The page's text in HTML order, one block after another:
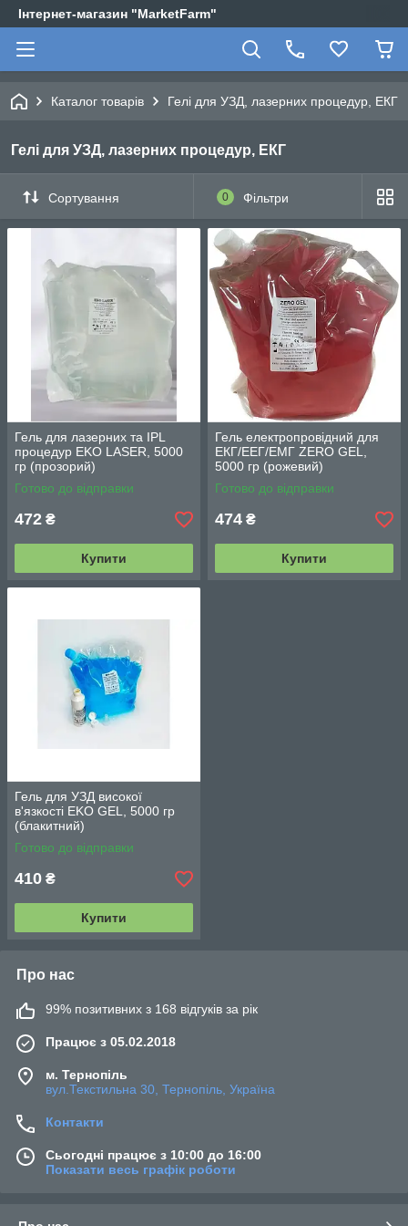
Інтернет-магазин "MarketFarm"
Каталог товарів Гелі для УЗД, лазерних процедур, ЕКГ
Гелі для УЗД, лазерних процедур, ЕКГ
Сортування 0 Фільтри
Гель для лазерних та IPL
процедур EKO LASER, 5000
гр (прозорий)
Готово до відправки
472 ₴
Купити
Гель електропровідний для
ЕКГ/ЕЕГ/ЕМГ ZERO GEL,
5000 гр (рожевий)
Готово до відправки
474 ₴
Купити
Гель для УЗД високої
в'язкості EKO GEL, 5000 гр
(блакитний)
Готово до відправки
410 ₴
Купити
Про нас
99% позитивних з 168 відгуків за рік
Працює з 05.02.2018
м. Тернопіль
вул.Текстильна 30, Тернопіль, Україна
Контакти
Сьогодні працює з 10:00 до 16:00
Показати весь графік роботи